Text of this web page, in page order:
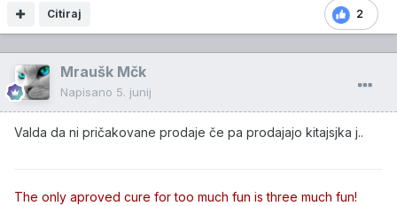
2
Citiraj
Mraušk Mčk
Napisano 5. junij
Valda da ni pričakovane prodaje če pa prodajajo kitajsjka j..
The only aproved cure for too much fun is three much fun!